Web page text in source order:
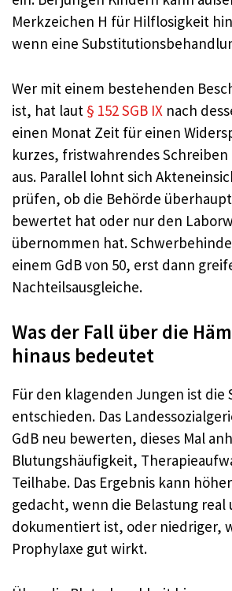
Merkzeichen H für Hilflosigkeit
wenn eine
Wer mit einem bestehenden
ist, hat laut § 152 SGB IX nach
einen Monat Zeit für einen
kurzes, fristwahrendes
aus. Parallel lohnt sich
prüfen, ob die Behörde
bewertet hat oder nur den
übernommen hat.
einem GdB von 50, erst dann
Nachteilsausgleiche.
Was der Fall über die
hinaus bedeutet
Für den klagenden Jungen ist die
entschieden. Das
GdB neu bewerten, dieses Mal
Blutungshäufigkeit,
Teilhabe. Das Ergebnis kann
gedacht, wenn die Belastung real
dokumentiert ist, oder niedriger,
Prophylaxe gut wirkt.